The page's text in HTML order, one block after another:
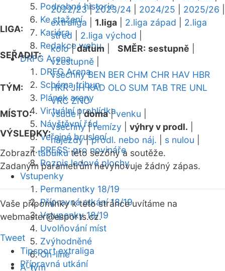
Podrobná historie
Ke stažení
Kariéra
Redakce webu
DRFG Arena
DRFG Arena
Schéma tribun
Plánek areny
Virtuální prohlídka
Návštěvní řád
Veřejné bruslení
PRESS: pro novináře
Rozpis ledové plochy
Vstupenky
Permanentky 18/19
Přípravná utkání 18/19
Vstupenky 18/19
Uvolňování míst
Zvýhodněné
On-line
A-tým
2022/23|2023/24 2024/25 2025/26
LIGA:
extraliga 1.liga 2.liga západ
2.liga
střed
2.liga východ
SEŘADIT:
kolo|datum SMĚR: sestupně
vzestupně
TÝM:
všechny BEN BER CHM CHR HAV HBR
HKR JIH KAD OLO SUM TAB TRE UNL
VRC ZNO
MÍSTO:
všude|doma|venku
VÝSLEDKY:
všechny|remízy výhry v prodl.
nájezdy|prodl. nebo náj. s nulou
Zobrazittabulkutéto sezóny a soutěže.
Zadaným parametrům nevyhovuje žádný zápas.
Vaše připomínky k této stránce uvítáme na
webmaster@esports.cz.
Tweet
Tipsport extraliga
Přípravná utkání